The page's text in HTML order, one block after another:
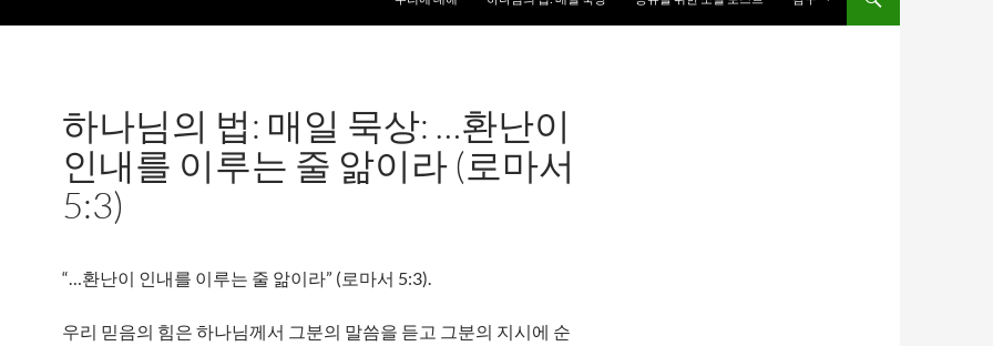
하나님의 법: 매일 묵상: …환난이
인내를 이루는 줄 앎이라 (로마서
5:3)
“…환난이 인내를 이루는 줄 앎이라” (로마서 5:3).
우리 믿음의 힘은 하나님께서 그분의 말씀을 듣고 그분의 지시에 순